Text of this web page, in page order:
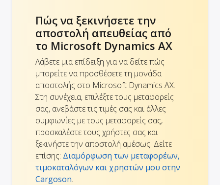
Πώς να ξεκινήσετε την
αποστολή απευθείας από
το Microsoft Dynamics AX
Λάβετε μια επίδειξη για να δείτε πώς
μπορείτε να προσθέσετε τη μονάδα
αποστολής στο Microsoft Dynamics AX.
Στη συνέχεια, επιλέξτε τους μεταφορείς
σας, ανεβάστε τις τιμές σας και άλλες
συμφωνίες με τους μεταφορείς σας,
προσκαλέστε τους χρήστες σας και
ξεκινήστε την αποστολή αμέσως. Δείτε
επίσης: Διαμόρφωση των μεταφορέων,
τιμοκαταλόγων και χρηστών μου στην
Cargoson.